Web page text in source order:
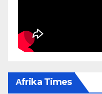
Αfrika Times